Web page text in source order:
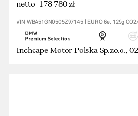
netto 178 780 zł
VIN WBA51GN0505Z97145 | EURO 6e, 129g
Inchcape Motor Polska Sp.zo.o.,